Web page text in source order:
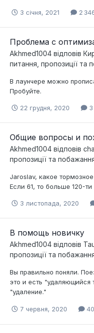
3 січня, 2021 2
Проблема с
Akhmed1004 відповів
питання, пропозиції та
В лаунчере можно
Пробуйте.
22 грудня, 2020 3
Общие вопросы и
Akhmed1004 відповів
пропозиції та
Jaroslav, какое
Если 61, то больше 120-ти
3 листопада, 2020
В помощь новичку
Akhmed1004 відповів
пропозиції та
Вы правильно поняли.
это и есть "удаляющийся
"удаление."
7 червня, 2020